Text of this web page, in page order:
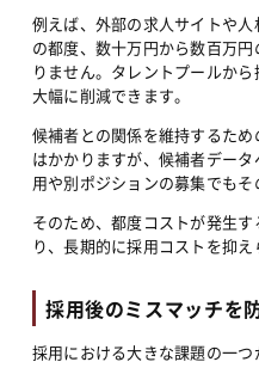
例えば、外部の求人サイトや
の都度、数十万円から数百万
りません。タレントプールか
大幅に削減できます。
候補者との関係を維持するた
はかかりますが、候補者デー
用や別ポジションの募集でもそ
そのため、都度コストが発生
り、長期的に採用コストを抑え
採用後のミスマッチを
採用における大きな課題の一つ